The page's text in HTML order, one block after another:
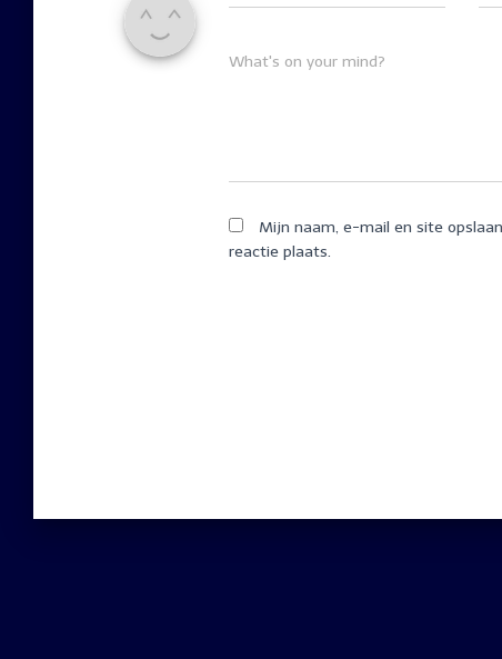
What's on your mind?
Mijn naam, e-mail en site
reactie plaats.